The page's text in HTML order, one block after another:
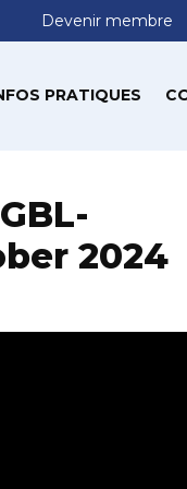
Devenir membre
PRATIQUES
2024